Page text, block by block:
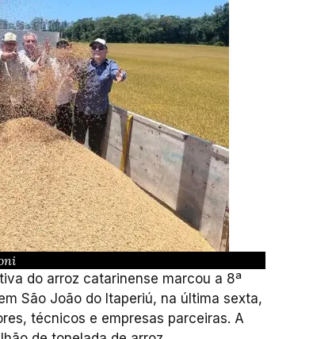
do arroz catarinense marcou a 8ª
São João do Itaperiú, na última sexta,
técnicos e empresas parceiras. A